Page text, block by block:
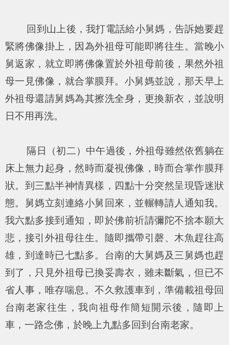
回到山上後，我打電話給小舅媽，告訴她要趕
緊將佛像掛上，因為外祖母可能即將往生。當晚小
舅返家，就立即將佛像置於外祖母前後，果然外祖
母一見佛像，就合掌膜拜。小舅媽並說，那天早上
外祖母還請舅媽為其擦洗全身，更換新衣，並說明
日不用再洗。
隔日（初二）中午過後，外祖母雖然依舊躺在
床上無力起身，然時而凝視佛像，時而合掌作膜拜
狀。到三點半神情異樣，四點十分突然呈現昏迷狀
態。舅媽立刻連絡小舅回來，並輾轉請人通知我。
我六點多接到通知，即於佛前祈請彌陀不捨本願大
悲，接引外祖母往生。隨即攜帶引磬、木魚趕往高
雄，到達時已七點多。台南的大舅媽及三舅媽也趕
到了，只見外祖母已換妥壽衣，雖未斷氣，但已不
省人事，唯存喘息。不久救護車到，準備載祖母回
台南老家往生，我向祖母作簡短開示後，隨即上
車，一路念佛，於晚上九點多回到台南老家。